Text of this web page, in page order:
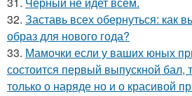
32. Заставь всех обернуться: как
образ для нового года?
33. Мамочки если у ваших юных
состоится первый выпускной бал,
только о наряде но и о красивой